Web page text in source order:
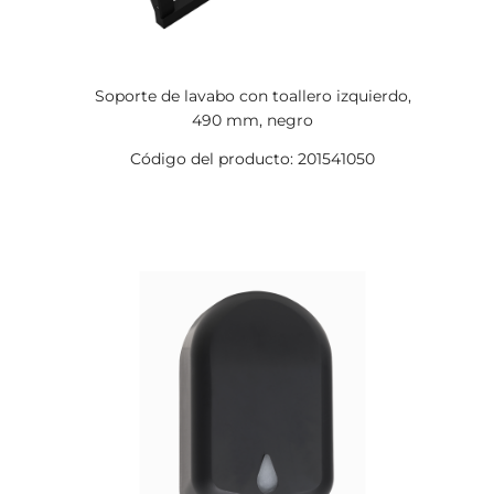
Soporte de lavabo con toallero izquierdo,
490 mm, negro
Código del producto: 201541050